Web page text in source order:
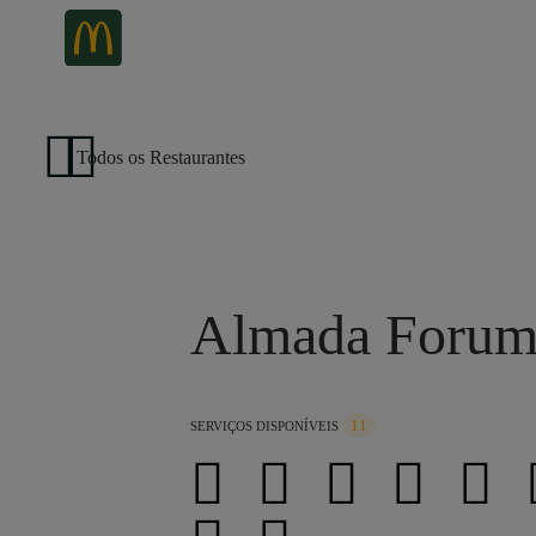
Todos os Restaurantes
Almada
SERVIÇOS DISPONÍVEIS 11